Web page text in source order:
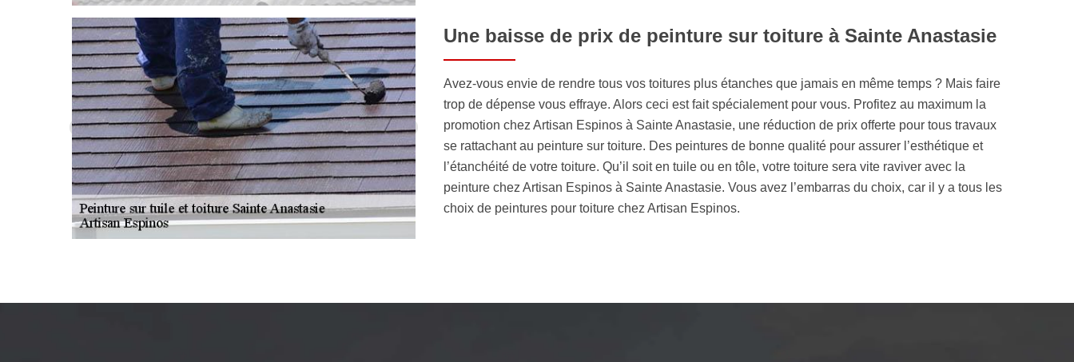
Une baisse de prix de peinture sur toiture à Sainte Anastasie
Avez-vous envie de rendre tous vos toitures plus étanches que jamais en même temps ? Mais faire
trop de dépense vous effraye. Alors ceci est fait spécialement pour vous. Profitez au maximum la
promotion chez Artisan Espinos à Sainte Anastasie, une réduction de prix offerte pour tous travaux
se rattachant au peinture sur toiture. Des peintures de bonne qualité pour assurer l’esthétique et
l’étanchéité de votre toiture. Qu’il soit en tuile ou en tôle, votre toiture sera vite raviver avec la
peinture chez Artisan Espinos à Sainte Anastasie. Vous avez l’embarras du choix, car il y a tous les
choix de peintures pour toiture chez Artisan Espinos.